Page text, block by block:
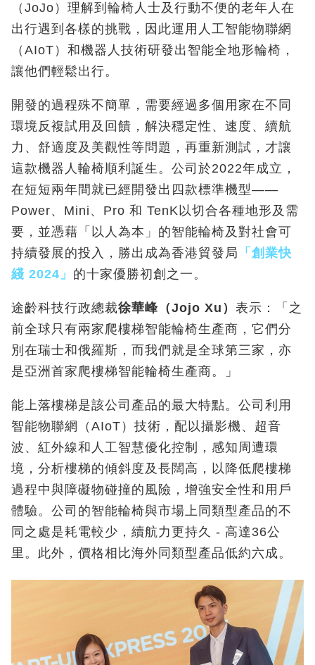
（JoJo）理解到輪椅人士及行動不便的老年人在
出行遇到各樣的挑戰，因此運用人工智能物聯網
（AIoT）和機器人技術研發出智能全地形輪椅，
讓他們輕鬆出行。
開發的過程殊不簡單，需要經過多個用家在不同
環境反複試用及回饋，解決穩定性、速度、續航
力、舒適度及美觀性等問題，再重新測試，才讓
這款機器人輪椅順利誕生。公司於2022年成立，
在短短兩年間就已經 開發出四款標準機型——
Power、Mini、Pro 和 TenK以切合各種地形及需
要，並憑藉「以人為本」的智能輪椅及對社會可
持續發展的投入，勝出成為香港貿發局 「創業快
綫 2024 」 的十家優勝初創之一。
途齡科技行政總裁徐華峰 （Jojo Xu ） 表示：「之
前全球只有兩家爬樓梯智能輪椅生產商，它們分
別在瑞士和俄羅斯，而我們就是全球第三家，亦
是亞洲首家爬樓梯智能輪椅生產商。」
能上落樓梯是該公司產品的最大特點。公司利用
智能物聯網（AIoT）技術，配以攝影機、超音
波、紅外線和人工智慧優化控制，感知周遭環
境，分析樓梯的傾斜度及長闊高，以降低爬樓梯
過程中與障礙物碰撞的風險，增強安全性和用戶
體驗。公司的智能輪椅與市場上同類型產品的不
同之處是耗電較少，續航力更持久 - 高達36公
里。此外，價格相比海外同類型產品低約六成。